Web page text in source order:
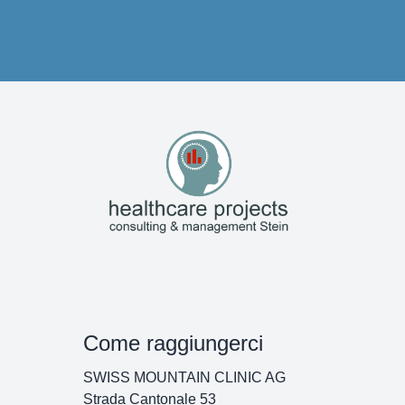
Come raggiungerci
SWISS MOUNTAIN CLINIC AG
Strada Cantonale 53